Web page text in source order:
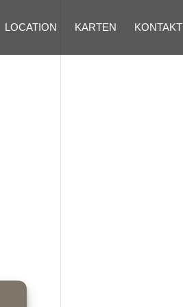
LOCATION KARTEN KONTAKT